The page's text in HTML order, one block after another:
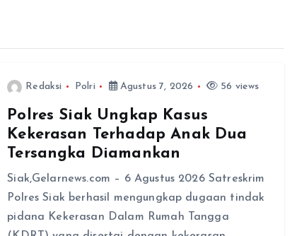
Redaksi Polri Agustus 7, 2026 56 views
Polres Siak Ungkap Kasus
Kekerasan Terhadap Anak Dua
Tersangka Diamankan
Siak,Gelarnews.com – 6 Agustus 2026 Satreskrim
Polres Siak berhasil mengungkap dugaan tindak
pidana Kekerasan Dalam Rumah Tangga